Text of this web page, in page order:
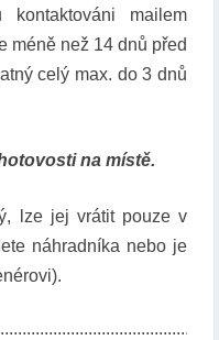
mailem
méně než 14 dnů před
celý max. do 3 dnů
na místě.
lze jej vrátit pouze v
náhradníka nebo je